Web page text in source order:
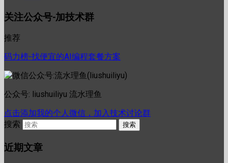
关注公众号-加技术群
推荐
码力榜-找便宜的AI编程套餐方案
公众号: liushuiliyu 流水理鱼
点击添加我的个人微信，加入技术讨论群
搜索
近期文章